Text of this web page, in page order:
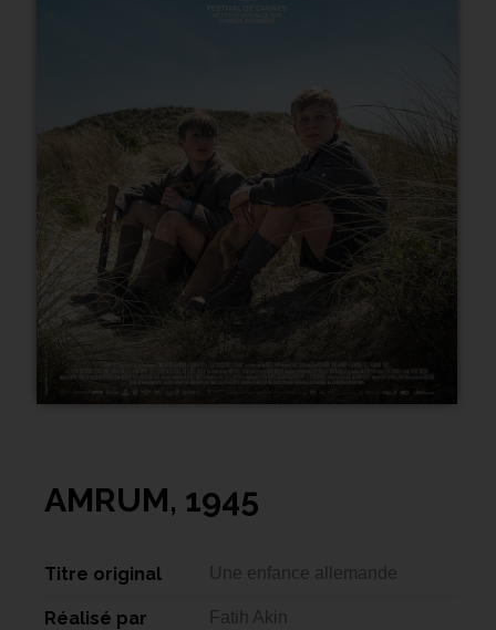
AMRUM, 1945
Titre original Une enfance allemande
Réalisé par Fatih Akin